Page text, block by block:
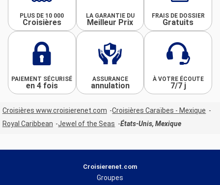
PLUS DE 10 000
Croisières
LA GARANTIE DU
Meilleur Prix
FRAIS DE DOSSIER
Gratuits
PAIEMENT SÉCURISÉ
en 4 fois
ASSURANCE
annulation
À VOTRE ÉCOUTE
7/7 j
Croisières www.croisierenet.com
Croisières Caraïbes - Mexique
Royal Caribbean
Jewel of the Seas États-Unis, Mexique
Croisierenet.com
Groupes